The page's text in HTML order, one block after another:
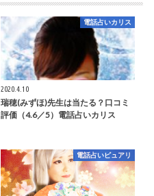
電話占いカリス
2020.4.10
瑞穂(みずほ)先生は当たる？口コミ
評価（4.6／5）電話占いカリス
電話占いピュアリ